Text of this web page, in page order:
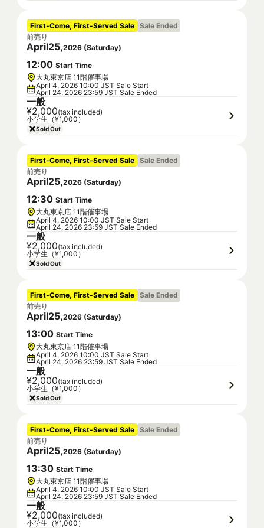
First-Come, First-Served Sale Sale Ended
前売り
April25,2026 (Saturday)
12:00 Start Time
大丸東京店 11階催事場
April 4, 2026 10:00 JST Sale Start
April 24, 2026 23:59 JST Sale Ended
一般
¥2,000(tax included)
小学生（¥1,000）
Sold Out
First-Come, First-Served Sale Sale Ended
前売り
April25,2026 (Saturday)
12:30 Start Time
大丸東京店 11階催事場
April 4, 2026 10:00 JST Sale Start
April 24, 2026 23:59 JST Sale Ended
一般
¥2,000(tax included)
小学生（¥1,000）
Sold Out
First-Come, First-Served Sale Sale Ended
前売り
April25,2026 (Saturday)
13:00 Start Time
大丸東京店 11階催事場
April 4, 2026 10:00 JST Sale Start
April 24, 2026 23:59 JST Sale Ended
一般
¥2,000(tax included)
小学生（¥1,000）
Sold Out
First-Come, First-Served Sale Sale Ended
前売り
April25,2026 (Saturday)
13:30 Start Time
大丸東京店 11階催事場
April 4, 2026 10:00 JST Sale Start
April 24, 2026 23:59 JST Sale Ended
一般
¥2,000(tax included)
小学生（¥1,000）